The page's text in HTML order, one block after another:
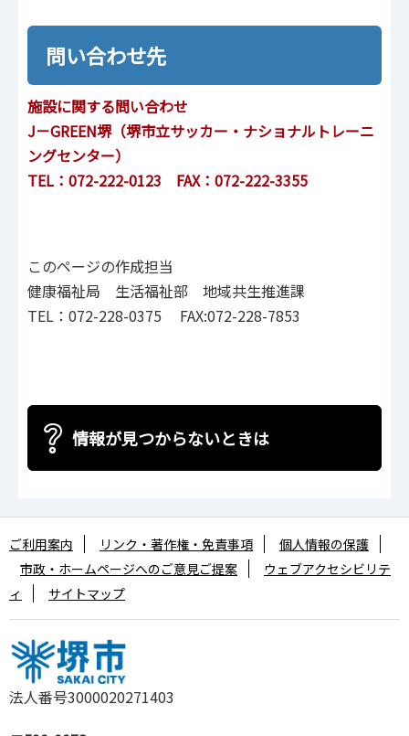
問い合わせ先
施設に関する問い合わせ
J－GREEN堺（堺市立サッカー・ナショナルトレーニ
ングセンター）
TEL：072-222-0123 FAX：072-222-3355
このページの作成担当
健康福祉局 生活福祉部 地域共生推進課
TEL：072-228-0375 FAX:072-228-7853
情報が見つからないときは
法人番号3000020271403
ご利用案内 リンク・著作権・免責事項
個人情報の保護
市政・ホームページへのご意見ご提案
ウェブアクセシビリテ
ィ
サイトマップ